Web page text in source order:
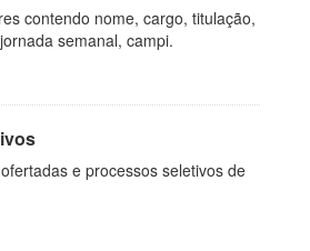
contendo nome, cargo, titulação,
semanal, campi.
e processos seletivos de